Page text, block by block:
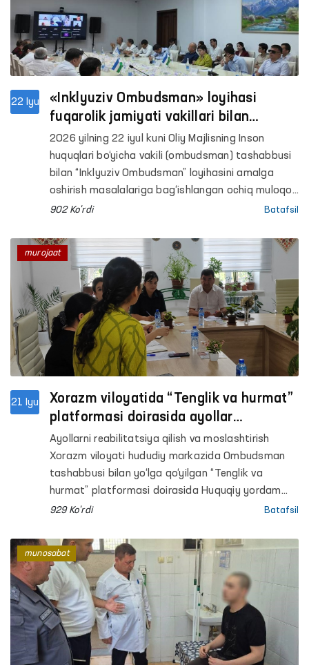
mazkur vajni rad etib, xodimlar o‘z vakolatlari
doirasida harakat qilganini maʼlum qilgan.
22 Iyu
«Inklyuziv Ombudsman» loyihasi
fuqarolik jamiyati vakillari bilan
muhokama qilindi
2026 yilning 22 iyul kuni Oliy Majlisning Inson
huquqlari bo‘yicha vakili (ombudsman) tashabbusi
bilan “Inklyuziv Ombudsman” loyihasini amalga
oshirish masalalariga bag‘ishlangan ochiq muloqot
o‘tkazildi.
902 Ko'rdi Batafsil
21 Iyu
Xorazm viloyatida “Tenglik va hurmat”
platformasi doirasida ayollar
murojaatlari o‘rganildi va hal etildi
Ayollarni reabilitatsiya qilish va moslashtirish
Xorazm viloyati hududiy markazida Ombudsman
tashabbusi bilan yo‘lga qo‘yilgan “Tenglik va
hurmat” platformasi doirasida Huquqiy yordam
avtobusi tadbiri o‘tkazildi.
929 Ko'rdi Batafsil
murojaat
munosabat